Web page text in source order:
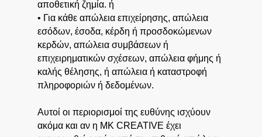
αποθετική ζημία. ή
• Για κάθε απώλεια επιχείρησης, απώλεια
εσόδων, έσοδα, κέρδη ή προσδοκώμενων
κερδών, απώλεια συμβάσεων ή
επιχειρηματικών σχέσεων, απώλεια φήμης ή
καλής θέλησης, ή απώλεια ή καταστροφή
πληροφοριών ή δεδομένων.
Αυτοί οι περιορισμοί της ευθύνης ισχύουν
ακόμα και αν η MK CREATIVE έχει